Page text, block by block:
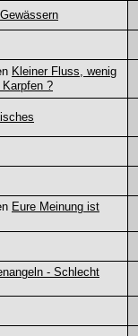
Kleiner Fluss, wenig
?
Eure Meinung ist
- Schlecht